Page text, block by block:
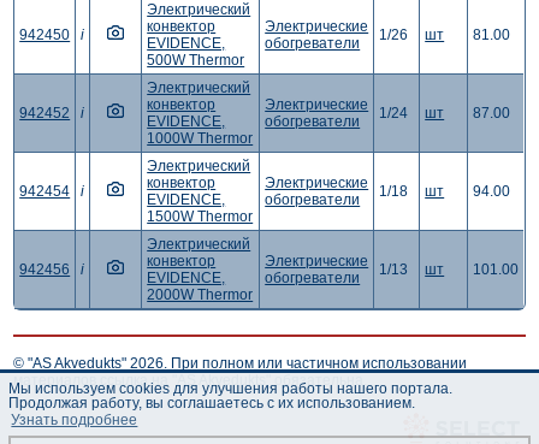
942450 i
Электрический
конвектор
EVIDENCE,
500W Thermor
Электрические
обогреватели
1/26 шт 81.00
942452 i
Электрический
конвектор
EVIDENCE,
1000W Thermor
Электрические
обогреватели
1/24 шт 87.00
942454 i
Электрический
конвектор
EVIDENCE,
1500W Thermor
Электрические
обогреватели
1/18 шт 94.00
942456 i
Электрический
конвектор
EVIDENCE,
2000W Thermor
Электрические
обогреватели
1/13 шт 101.00
© "AS Akvedukts" 2026. При полном или частичном использовании
материалов ссылка на "AS Akvedukts" обязательна.
Мы используем cookies для улучшения работы нашего портала.
Продолжая работу, вы соглашаетесь с их использованием.
Узнать подробнее